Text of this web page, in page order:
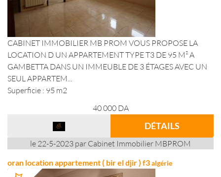
CABINET IMMOBILIER MB PROM VOUS PROPOSE LA
LOCATION D UN APPARTEMENT TYPE T3 DE 95 M² A
GAMBETTA DANS UN IMMEUBLE DE 3 ÉTAGES AVEC UN
SEUL APPARTEM...
Superficie : 95 m2
40 000 DA
DÉTAILS
le 22-5-2023 par Cabinet Immobilier MBPROM
oran location appartement ( bir el djir ) f3algérie